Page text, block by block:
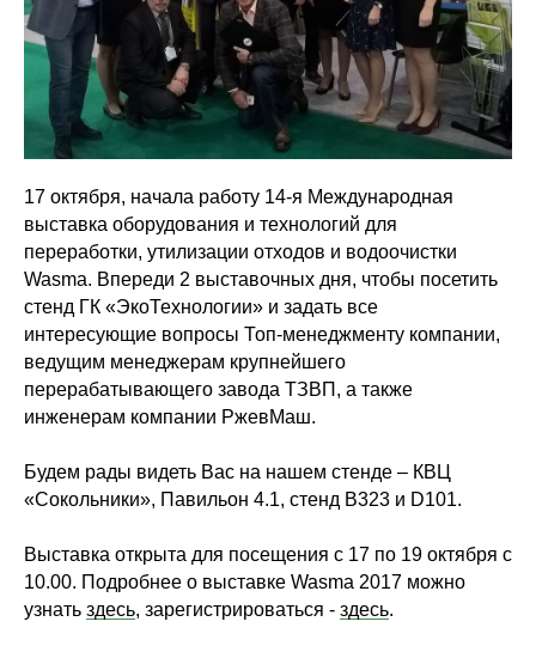
17 октября, начала работу 14-я Международная
выставка оборудования и технологий для
переработки, утилизации отходов и водоочистки
Wasma. Впереди 2 выставочных дня, чтобы посетить
стенд ГК «ЭкоТехнологии» и задать все
интересующие вопросы Топ-менеджменту компании,
ведущим менеджерам крупнейшего
перерабатывающего завода ТЗВП, а также
инженерам компании РжевМаш.
Будем рады видеть Вас на нашем стенде – КВЦ
«Сокольники», Павильон 4.1, стенд B323 и D101.
Выставка открыта для посещения с 17 по 19 октября с
10.00. Подробнее о выставке Wasma 2017 можно
узнать здесь, зарегистрироваться - здесь.